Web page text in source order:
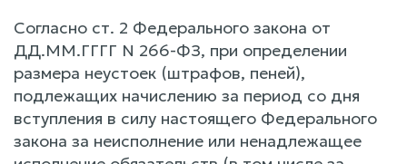
Согласно ст. 2 Федерального закона от
ДД.ММ.ГГГГ N 266-ФЗ, при определении
размера неустоек (штрафов, пеней),
подлежащих начислению за период со дня
вступления в силу настоящего Федерального
закона за неисполнение или ненадлежащее